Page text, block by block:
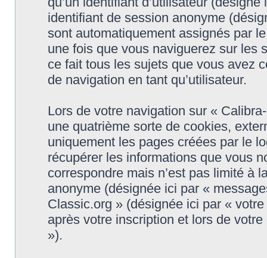
identifiant de session anonyme
sont automatiquement assignés par
une fois que vous naviguerez sur les
ce fait tous les sujets que vous avez
de navigation en tant qu’utilisateur.
Lors de votre navigation sur «
une quatrième sorte de cookies,
uniquement les pages créées par le
récupérer les informations que vous
correspondre mais n’est pas limité à
anonyme (désignée ici par «
Classic.org » (désignée ici par «
après votre inscription et lors de
»).